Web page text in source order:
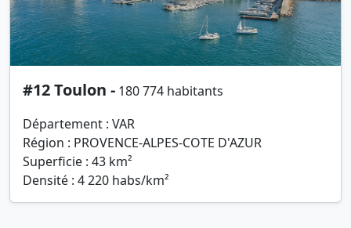
#12 Toulon - 180 774 habitants
Département : VAR
Région : PROVENCE-ALPES-COTE D'AZUR
Superficie : 43 km²
Densité : 4 220 habs/km²